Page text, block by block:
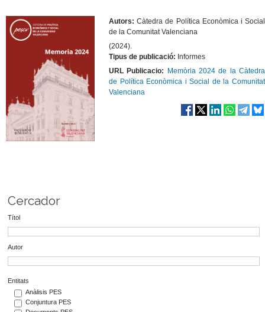
Autors:Càtedra de Política Econòmica i Social
de la Comunitat Valenciana
(2024).
Tipus de publicació: Informes
URL Publicacio: Memòria 2024 de la Càtedra
de Política Econòmica i Social de la Comunitat
Valenciana
Cercador
Títol
Autor
Entitats
Anàlisis PES
Conjuntura PES